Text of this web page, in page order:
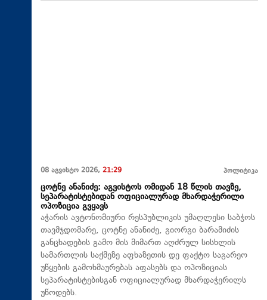
08 აგვისტო 2026, 21:29 პოლიტიკა
ცოტნე ანანიძე: აგვისტოს ომიდან 18 წლის თავზე,
სეპარატისტებიდან ოფიციალურად მხარდაჭერილი
ოპოზიცია გვყავს
აჭარის ავტონომიური რესპუბლიკის უმაღლესი საბჭოს
თავმჯდომარე, ცოტნე ანანიძე, გიორგი ბარამიძის
განცხადების გამო მის მიმართ აღძრულ სისხლის
სამართლის საქმეზე აფხაზეთის დე ფაქტო საგარეო
უწყების გამოხმაურებას აფასებს და ოპოზიციას
სეპარატისტებისგან ოფიციალურად მხარდაჭერილს
უწოდებს.